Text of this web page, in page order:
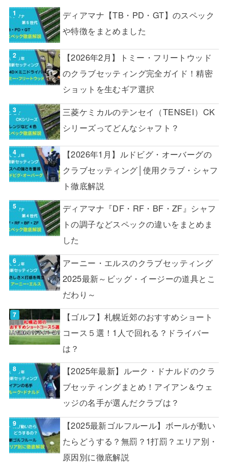
ディアマナ【TB・PD・GT】のスペック
や特徴をまとめました
【2026年2月】トミー・フリートウッド
のクラブセッティング完全ガイド！精密
ショットを生むギア選択
三菱ケミカルのテンセイ（TENSEI）CK
シリーズってどんなシャフト？
【2026年1月】ルドビグ・オーバーグの
クラブセッティング│使用クラブ・シャフ
ト徹底解説
ディアマナ『DF・RF・BF・ZF』シャフ
トの調子などスペックの違いをまとめま
した
アーニー・エルスのクラブセッティング
2025最新～ビッグ・イージーの道具とこ
だわり～
【ゴルフ】札幌近郊のおすすめショート
コース５選！1人で回れる？ドライバー
は？
【2025年最新】ルーク・ドナルドのクラ
ブセッティングまとめ！アイアン＆ウェ
ッジの名手が選んだクラブは？
【2025最新ゴルフルール】ボールが動い
たらどうする？無罰？1打罰？エリア別・
原因別に徹底解説